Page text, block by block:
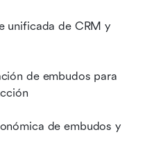
unificada de CRM y
de embudos para
de embudos y